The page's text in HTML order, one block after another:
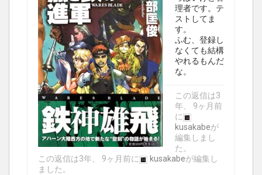
理者です。テ
ストしてま
す。
ふむ、登録し
なくても結構
やれるもんだ
な。
この返信は3
年、 9ヶ月前
に
kusakabeが
編集しまし
た。
この返信は3年、 9ヶ月前に
kusakabeが編集し
ました。